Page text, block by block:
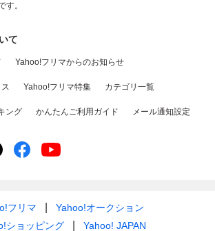
す。
て
Yahoo!フリマからのお知らせ
Yahoo!フリマ特集 カテゴリ一覧
ング かんたんご利用ガイド メール通知設定
フリマ
Yahoo!オークション
ショッピング
Yahoo! JAPAN